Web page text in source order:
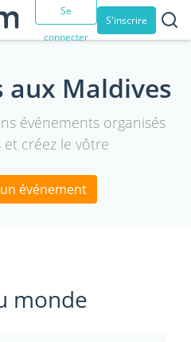
Se
connecter
S'inscrire
aux Maldives
événements organisés
et créez le vôtre
événement
monde